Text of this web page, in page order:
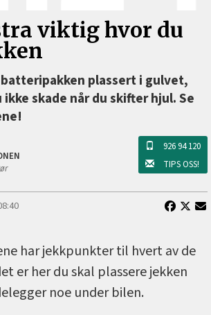
viktig hvor du
plassert i gulvet,
skade når du skifter hjul. Se
926 94 120
TIPS OSS!
har jekkpunkter til hvert av de
er her du skal plassere jekken
noe under bilen.